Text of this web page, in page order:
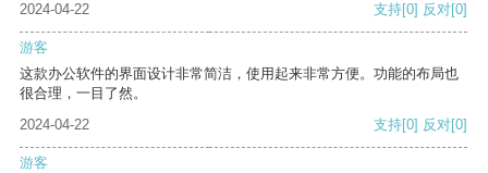
2024-04-22
支持[0] 反对[0]
游客
这款办公软件的界面设计非常简洁，使用起来非常方便。功能的布局也
很合理，一目了然。
2024-04-22
支持[0] 反对[0]
游客